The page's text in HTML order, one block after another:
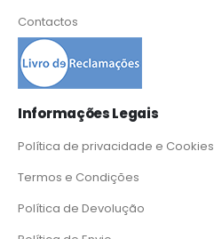
Contactos
Informações Legais
Política de privacidade e Cookies
Termos e Condições
Política de Devolução